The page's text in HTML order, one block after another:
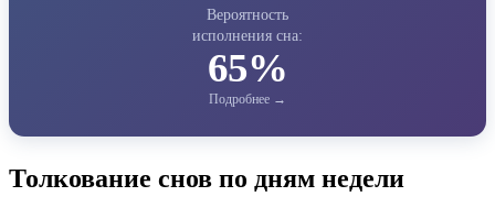
Вероятность
исполнения сна:
65%
Толкование снов по дням недели